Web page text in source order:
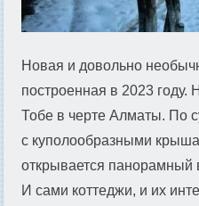
Новая и довольно
построенная в 2023 году.
Тобе в черте Алматы. По
с куполообразными
открывается панорамный
И сами коттеджи, и их